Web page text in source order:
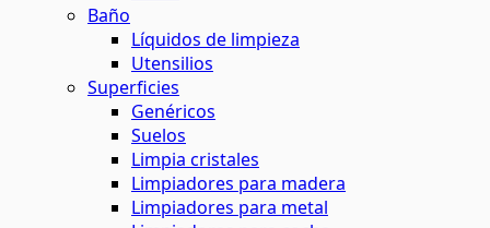
Baño
Líquidos de limpieza
Utensilios
Superficies
Genéricos
Suelos
Limpia cristales
Limpiadores para madera
Limpiadores para metal